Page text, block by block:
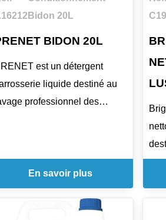
de véhicules, il
Bidon 20L
BIDON 20L
est un détergent
liquide destiné au
professionnel des
Il s'utilise sur les
moteurs et vitres, tout
n'altérant pas les peintures,
En savoir plus